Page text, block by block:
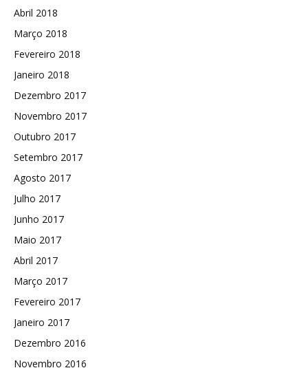
Abril 2018
Março 2018
Fevereiro 2018
Janeiro 2018
Dezembro 2017
Novembro 2017
Outubro 2017
Setembro 2017
Agosto 2017
Julho 2017
Junho 2017
Maio 2017
Abril 2017
Março 2017
Fevereiro 2017
Janeiro 2017
Dezembro 2016
Novembro 2016